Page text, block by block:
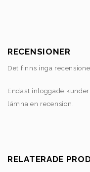
RECENSIONER
Det finns inga
Endast inloggade
lämna en recension.
RELATERADE